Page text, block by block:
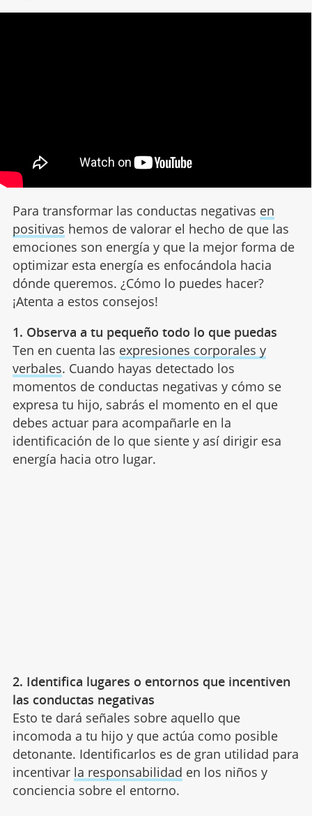
Para transformar las conductas negativas en
positivas hemos de valorar el hecho de que las
emociones son energía y que la mejor forma de
optimizar esta energía es enfocándola hacia
dónde queremos. ¿Cómo lo puedes hacer?
¡Atenta a estos consejos!
1. Observa a tu pequeño todo lo que puedas
Ten en cuenta las expresiones corporales y
verbales. Cuando hayas detectado los
momentos de conductas negativas y cómo se
expresa tu hijo, sabrás el momento en el que
debes actuar para acompañarle en la
identificación de lo que siente y así dirigir esa
energía hacia otro lugar.
2. Identifica lugares o entornos que incentiven
las conductas negativas
Esto te dará señales sobre aquello que
incomoda a tu hijo y que actúa como posible
detonante. Identificarlos es de gran utilidad para
incentivar la responsabilidad en los niños y
conciencia sobre el entorno.